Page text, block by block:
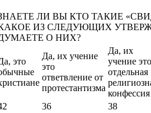
ЛИ ВЫ КТО ТАКИЕ
ИЗ СЛЕДУЮЩИХ
О НИХ?
это
Да, их учение
это
ответвление от
протестантизма
Да, их
учение это
отдельная
конфессия
36
38